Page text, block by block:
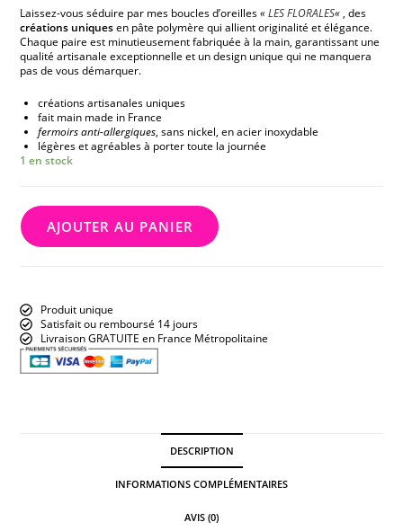
Laissez-vous séduire par mes boucles d’oreilles«LES FLORALES«, des
créations uniquesen pâte polymère qui allient originalité et élégance.
Chaque paire est minutieusement fabriquée à la main, garantissant une
qualité artisanale exceptionnelle et un design unique qui ne manquera
pas de vous démarquer.
créations artisanales uniques
fait main made in France
fermoirs anti-allergiques, sans nickel, en acier inoxydable
légères et agréables à porter toute la journée
1 en stock
AJOUTER AU PANIER
Produit unique
Satisfait ou remboursé 14 jours
Livraison GRATUITE en France Métropolitaine
DESCRIPTION
INFORMATIONS COMPLÉMENTAIRES
AVIS (0)